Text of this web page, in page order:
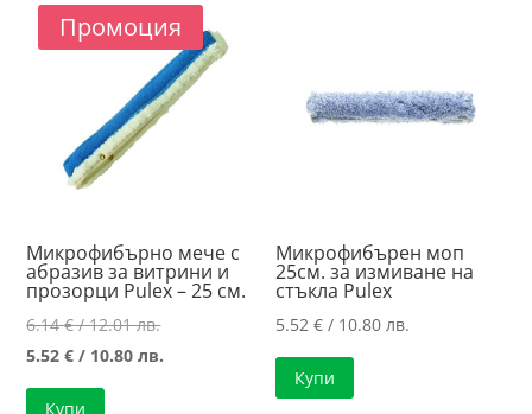
Промоция
Микрофибърно мече с
абразив за витрини и
прозорци Pulex – 25 см.
6.14€/ 12.01 лв.Original
price
5.52€ / 10.80 лв.
Купи
Микрофибърен моп
25см. за измиване на
стъкла Pulex
5.52€ / 10.80 лв.
Купи